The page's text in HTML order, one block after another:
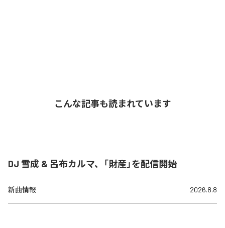
こんな記事も読まれています
DJ 雪成 & 呂布カルマ、「財産」を配信開始
新曲情報 2026.8.8